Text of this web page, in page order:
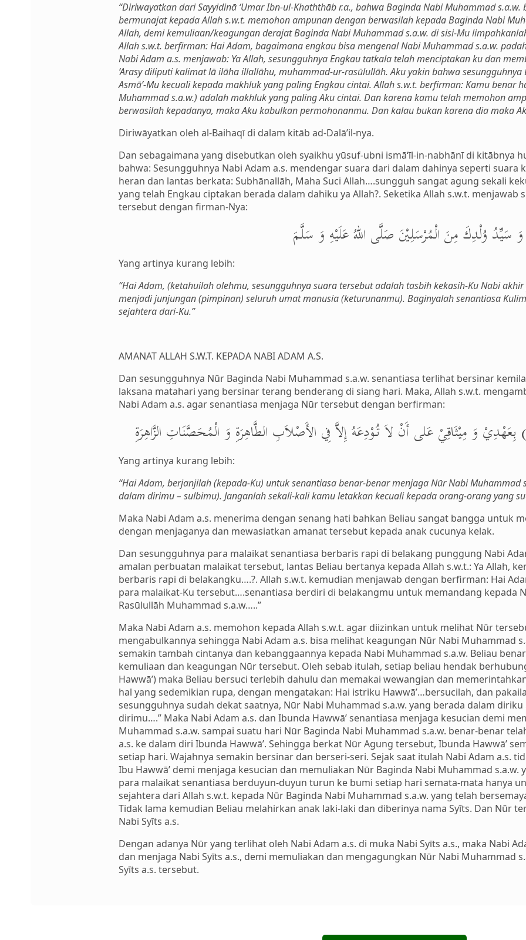
“Diriwayatkan dari Sayyidinā ‘Umar Ibn-ul-Khaththāb r.a., bahwa Baginda Nabi Muhammad
bermunajat kepada Allah s.w.t. memohon ampunan dengan berwasilah kepada Baginda Nabi
Allah, demi kemuliaan/keagungan derajat Baginda Nabi Muhammad s.a.w. di sisi-Mu
Allah s.w.t. berfirman: Hai Adam, bagaimana engkau bisa mengenal Nabi Muhammad s.a.w.
Nabi Adam a.s. menjawab: Ya Allah, sesungguhnya Engkau tatkala telah menciptakan ku dan
‘Arasy diliputi kalimat lā ilāha illallāhu, muhammad-ur-rasūlullāh. Aku yakin bahwa
Asmā’-Mu kecuali kepada makhluk yang paling Engkau cintai. Allah s.w.t. berfirman: Kamu benar
Muhammad s.a.w.) adalah makhluk yang paling Aku cintai. Dan karena kamu telah memohon
berwasilah kepadanya, maka Aku kabulkan permohonanmu. Dan kalau bukan karena dia maka
Diriwāyatkan oleh al-Baihaqī di dalam kitāb ad-Dalā’il-nya.
Dan sebagaimana yang disebutkan oleh syaikhu yūsuf-ubni ismā‘īl-in-nabhānī di kitābnya
bahwa: Sesungguhnya Nabi Adam a.s. mendengar suara dari dalam dahinya seperti suara
heran dan lantas berkata: Subhānallāh, Maha Suci Allah….sungguh sangat agung sekali
yang telah Engkau ciptakan berada dalam dahiku ya Allah?. Seketika Allah s.w.t. menjawab
tersebut dengan firman-Nya:
وَ سَيِّدُ وُلْدِكَ مِنَ الْمُرْسَلِيْنَ صَلَّى اللهُ عَلَيْهِ وَ سَلَّمَ
Yang artinya kurang lebih:
“Hai Adam, (ketahuilah olehmu, sesungguhnya suara tersebut adalah tasbih kekasih-Ku Nabi
menjadi junjungan (pimpinan) seluruh umat manusia (keturunanmu). Baginyalah senantiasa
sejahtera dari-Ku.”
AMANAT ALLAH S.W.T. KEPADA NABI ADAM A.S.
Dan sesungguhnya Nūr Baginda Nabi Muhammad s.a.w. senantiasa terlihat bersinar
laksana matahari yang bersinar terang benderang di siang hari. Maka, Allah s.w.t.
Nabi Adam a.s. agar senantiasa menjaga Nūr tersebut dengan berfirman:
بِعَهْدِيْ وَ مِيْثَاقِيْ عَلى أَنْ لاَ تُوْدِعَهُ إِلاَّ فِي الأَصْلاَبِ الطَّاهِرَةِ وَ الْمُحَصَّنَاتِ الزَّاهِرَةِ
Yang artinya kurang lebih:
“Hai Adam, berjanjilah (kepada-Ku) untuk senantiasa benar-benar menjaga Nūr Nabi Muhammad
dalam dirimu – sulbimu). Janganlah sekali-kali kamu letakkan kecuali kepada orang-orang yang
Maka Nabi Adam a.s. menerima dengan senang hati bahkan Beliau sangat bangga untuk
dengan menjaganya dan mewasiatkan amanat tersebut kepada anak cucunya kelak.
Dan sesungguhnya para malaikat senantiasa berbaris rapi di belakang punggung Nabi
amalan perbuatan malaikat tersebut, lantas Beliau bertanya kepada Allah s.w.t.: Ya Allah,
berbaris rapi di belakangku….?. Allah s.w.t. kemudian menjawab dengan berfirman: Hai
para malaikat-Ku tersebut….senantiasa berdiri di belakangmu untuk memandang kepada
Rasūlullāh Muhammad s.a.w…..”
Maka Nabi Adam a.s. memohon kepada Allah s.w.t. agar diizinkan untuk melihat Nūr
mengabulkannya sehingga Nabi Adam a.s. bisa melihat keagungan Nūr Nabi Muhammad
semakin tambah cintanya dan kebanggaannya kepada Nabi Muhammad s.a.w. Beliau
kemuliaan dan keagungan Nūr tersebut. Oleh sebab itulah, setiap beliau hendak
Hawwā’) maka Beliau bersuci terlebih dahulu dan memakai wewangian dan
hal yang sedemikian rupa, dengan mengatakan: Hai istriku Hawwā’…bersucilah, dan
sesungguhnya sudah dekat saatnya, Nūr Nabi Muhammad s.a.w. yang berada dalam
dirimu….” Maka Nabi Adam a.s. dan Ibunda Hawwā’ senantiasa menjaga kesucian demi
Muhammad s.a.w. sampai suatu hari Nūr Baginda Nabi Muhammad s.a.w. benar-benar
a.s. ke dalam diri Ibunda Hawwā’. Sehingga berkat Nūr Agung tersebut, Ibunda Hawwā’
setiap hari. Wajahnya semakin bersinar dan berseri-seri. Sejak saat itulah Nabi Adam a.s.
Ibu Hawwā’ demi menjaga kesucian dan memuliakan Nūr Baginda Nabi Muhammad s.a.w.
para malaikat senantiasa berduyun-duyun turun ke bumi setiap hari semata-mata hanya
sejahtera dari Allah s.w.t. kepada Nūr Baginda Nabi Muhammad s.a.w. yang telah
Tidak lama kemudian Beliau melahirkan anak laki-laki dan diberinya nama Syīts. Dan Nūr
Nabi Syīts a.s.
Dengan adanya Nūr yang terlihat oleh Nabi Adam a.s. di muka Nabi Syīts a.s., maka Nabi
dan menjaga Nabi Syīts a.s., demi memuliakan dan mengagungkan Nūr Nabi Muhammad
Syīts a.s. tersebut.